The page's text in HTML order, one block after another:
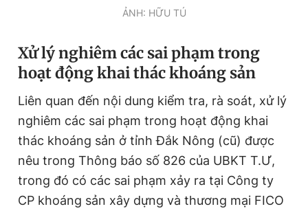
ẢNH: HỮU TÚ
Xử lý nghiêm các sai phạm trong
hoạt động khai thác khoáng sản
Liên quan đến nội dung kiểm tra, rà soát, xử lý
nghiêm các sai phạm trong hoạt động khai
thác khoáng sản ở tỉnh Đắk Nông (cũ) được
nêu trong Thông báo số 826 của UBKT T.Ư,
trong đó có các sai phạm xảy ra tại Công ty
CP khoáng sản xây dựng và thương mại FICO